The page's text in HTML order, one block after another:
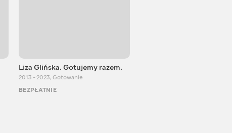
Liza Glińska. Gotujemy razem.
2013 - 2023, Gotowanie
BEZPŁATNIE